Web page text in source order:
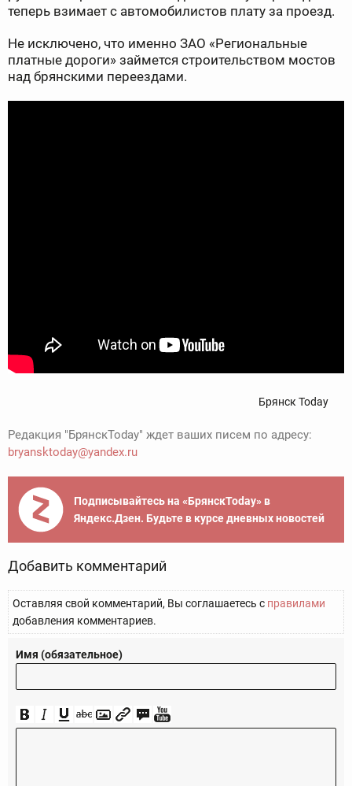
теперь взимает с автомобилистов плату за проезд.
Не исключено, что именно ЗАО «Региональные
платные дороги» займется строительством мостов
над брянскими переездами.
Брянск Today
Редакция "БрянскToday" ждет ваших писем по адресу:
bryansktoday@yandex.ru
Подписывайтесь на «БрянскToday» в
Яндекс.Дзен. Будьте в курсе дневных новостей
Добавить комментарий
Оставляя свой комментарий, Вы соглашаетесь с правилами
добавления комментариев.
Имя (обязательное)